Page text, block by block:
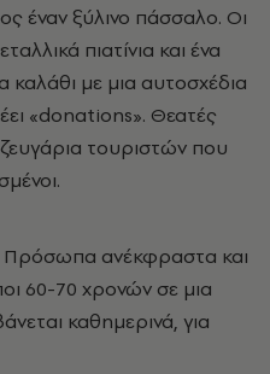
έναν ξύλινο πάσσαλο. Οι
πιατίνια και ένα
με μια αυτοσχέδια
«donations». Θεατές
τουριστών που
ανέκφραστα και
60-70 χρονών σε μια
καθημερινά, για